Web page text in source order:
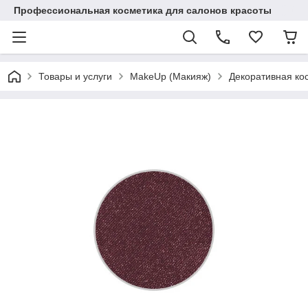
Профессиональная косметика для салонов красоты
Товары и услуги MakeUp (Макияж) Декоративная